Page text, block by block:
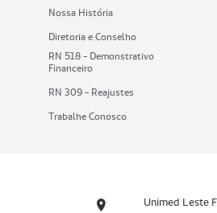
Nossa História
Diretoria e Conselho
RN 518 - Demonstrativo
Financeiro
RN 309 - Reajustes
Trabalhe Conosco
Unimed Leste